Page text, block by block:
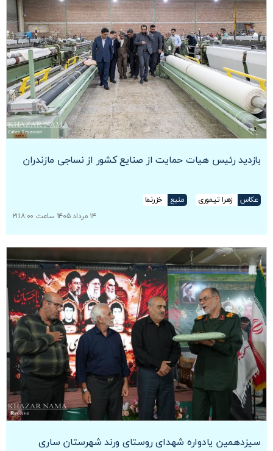
بازدید رئیس هیات حمایت از صنایع کشور از نساجی مازندران
عکاس زهرا تیموری منبع
خزرنما
۱۴ مرداد ۱۴۰۵ ساعت ۲۱:۱۸:۰۰
سیزدهمین یادواره شهدای روستای ورند شهرستان ساری